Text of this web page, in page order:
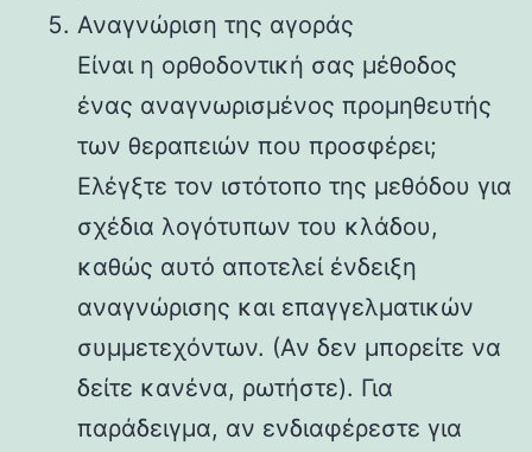
Αναγνώριση της αγοράς
Είναι η ορθοδοντική σας μέθοδος
ένας αναγνωρισμένος προμηθευτής
των θεραπειών που προσφέρει;
Ελέγξτε τον ιστότοπο της μεθόδου για
σχέδια λογότυπων του κλάδου,
καθώς αυτό αποτελεί ένδειξη
αναγνώρισης και επαγγελματικών
συμμετεχόντων. (Αν δεν μπορείτε να
δείτε κανένα, ρωτήστε). Για
παράδειγμα, αν ενδιαφέρεστε για